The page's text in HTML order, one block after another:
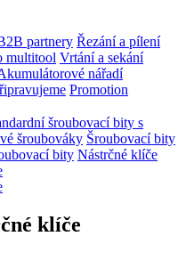
partnery Řezání a pílení
multitool Vrtání a sekání
nářadí
Promotion
šroubovací bity s
šroubováky Šroubovací bity
bity Nástrčné klíče
klíče